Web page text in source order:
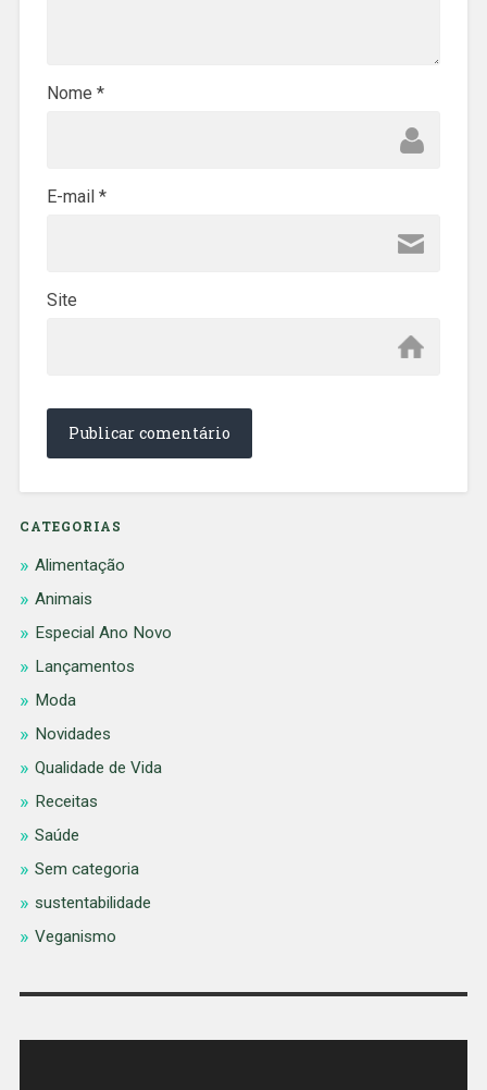
Nome *
E-mail *
Site
CATEGORIAS
Alimentação
Animais
Especial Ano Novo
Lançamentos
Moda
Novidades
Qualidade de Vida
Receitas
Saúde
Sem categoria
sustentabilidade
Veganismo